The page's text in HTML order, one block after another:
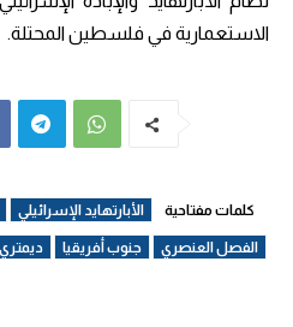
الاستعمارية في فلسطين المحتلة.
كلمات مفتاحية الأبارتهايد الإسرائيلي
الفصل العنصري جنوب أفريقيا ديمتري